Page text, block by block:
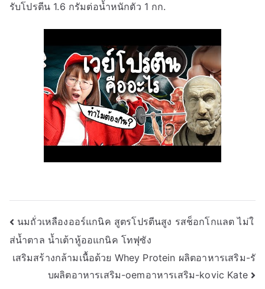
รับโปรตีน 1.6 กรัมต่อน้ำหนักตัว 1 กก.
Post
navigation
นมถั่วเหลืองออร์แกนิค สูตรโปรตีนสูง รสช็อกโกแลต ไม่ใ
ส่น้ำตาล น้ำเต้าหู้ออแกนิค โทฟุซัง
เสริมสร้างกล้ามเนื้อด้วย Whey Protein ผลิตอาหารเสริม-รั
บผลิตอาหารเสริม-oemอาหารเสริม-kovic Kate